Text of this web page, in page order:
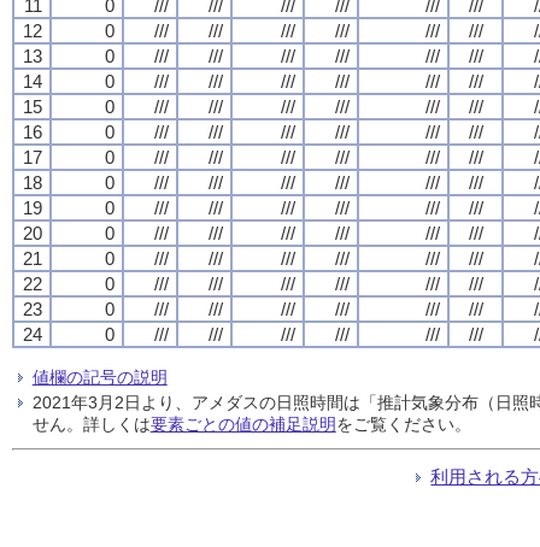
11
0 /// /// /// /// /// ///
12
0 /// /// /// /// /// ///
13
0 /// /// /// /// /// ///
14
0 /// /// /// /// /// ///
15
0 /// /// /// /// /// ///
16
0 /// /// /// /// /// ///
17
0 /// /// /// /// /// ///
18
0 /// /// /// /// /// ///
19
0 /// /// /// /// /// ///
20
0 /// /// /// /// /// ///
21
0 /// /// /// /// /// ///
22
0 /// /// /// /// /// ///
23
0 /// /// /// /// /// ///
24
0 /// /// /// /// /// ///
値欄の記号の説明
2021年3月2日より、アメダスの日照時間は「推計気象分布（日
せん。詳しくは要素ごとの値の補足説明をご覧ください。
利用される